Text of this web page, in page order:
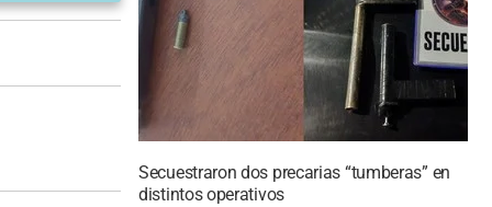
Secuestraron dos precarias “tumberas” en
distintos operativos